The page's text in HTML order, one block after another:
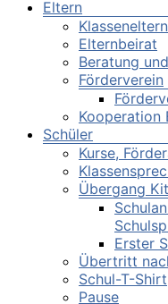
Eltern
Elternbeirat
Beratung
Förderverein
Kooperation
Schüler
Kurse,
Übergang
Erster
Übertritt
Schul-T-Shirt
Pause